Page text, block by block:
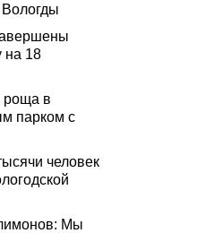
Вологды
на 18
роща в
парком с
человек
Мы